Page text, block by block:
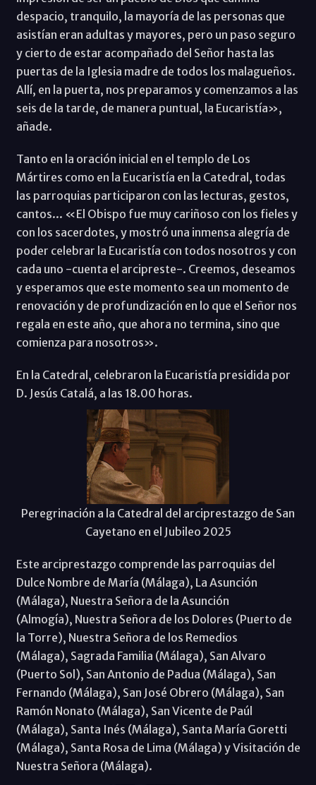
despacio, tranquilo, la mayoría de las personas que
asistían eran adultas y mayores, pero un paso seguro
y cierto de estar acompañado del Señor hasta las
puertas de la Iglesia madre de todos los malagueños.
Allí, en la puerta, nos preparamos y comenzamos a las
seis de la tarde, de manera puntual, la Eucaristía»,
añade.
Tanto en la oración inicial en el templo de Los
Mártires como en la Eucaristía en la Catedral, todas
las parroquias participaron con las lecturas, gestos,
cantos... «El Obispo fue muy cariñoso con los fieles y
con los sacerdotes, y mostró una inmensa alegría de
poder celebrar la Eucaristía con todos nosotros y con
cada uno -cuenta el arcipreste-. Creemos, deseamos
y esperamos que este momento sea un momento de
renovación y de profundización en lo que el Señor nos
regala en este año, que ahora no termina, sino que
comienza para nosotros».
En la Catedral, celebraron la Eucaristía presidida por
D. Jesús Catalá, a las 18.00 horas.
Peregrinación a la Catedral del arciprestazgo de San
Cayetano en el Jubileo 2025
Este arciprestazgo comprende las parroquias del
Dulce Nombre de María (Málaga), La Asunción
(Málaga), Nuestra Señora de la Asunción
(Almogía), Nuestra Señora de los Dolores (Puerto de
la Torre), Nuestra Señora de los Remedios
(Málaga), Sagrada Familia (Málaga), San Alvaro
(Puerto Sol), San Antonio de Padua (Málaga), San
Fernando (Málaga), San José Obrero (Málaga), San
Ramón Nonato (Málaga), San Vicente de Paúl
(Málaga), Santa Inés (Málaga), Santa María Goretti
(Málaga), Santa Rosa de Lima (Málaga) y Visitación de
Nuestra Señora (Málaga).